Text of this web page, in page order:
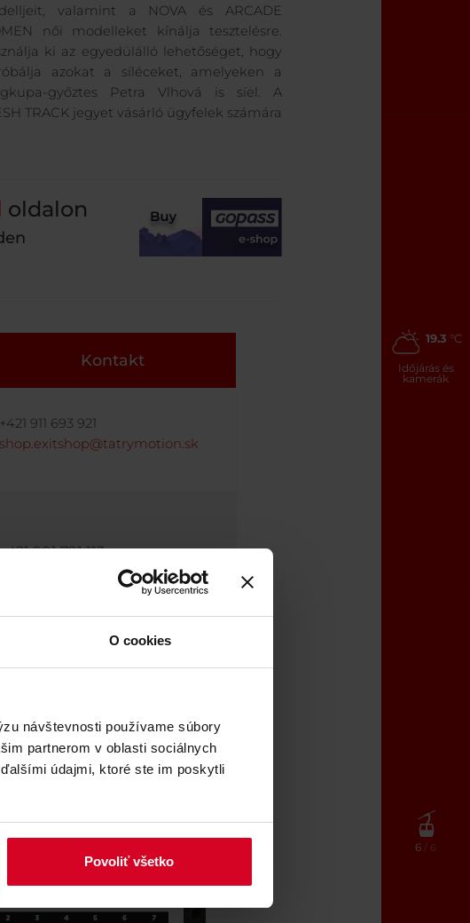
O cookies
návštevnosti používame súbory
partnerom v oblasti sociálnych
údajmi, ktoré ste im poskytli
Povoliť všetko
19.3 °C
Időjárás és
kamerák
6 / 6
valamint a NOVA és ARCADE
női modelleket kínálja tesztelésre.
ki az egyedülálló lehetőséget, hogy
azokat a síléceket, amelyeken a
győztes Petra Vlhová is síel. A
TRACK jegyet vásárló ügyfelek számára
oldalon
Kontakt
+421 911 693 921
shop.exitshop@tatrymotion.sk
901 791 113
rental.newshop@tatrymotion.sk